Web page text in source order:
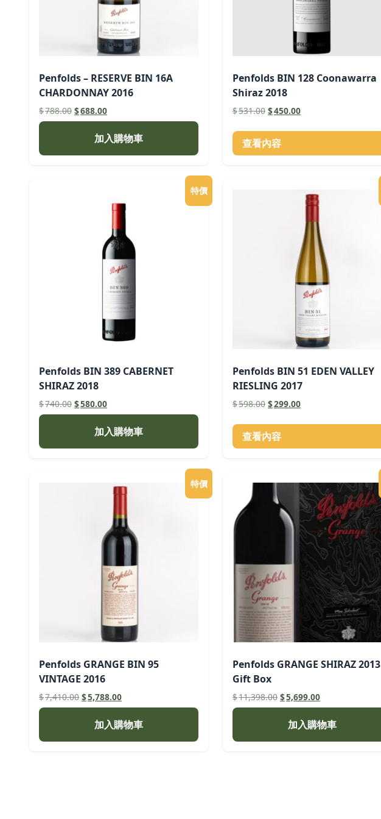
Penfolds – RESERVE BIN 16A
CHARDONNAY 2016
$788.00 原
始
$788.00。
$688.00目
前
價
格：
$688.00。
加入購物車
Penfolds BIN 128 Coonawarra
Shiraz 2018
$531.00 原
價
格：
$531.00。
$450.00目
價
$450.00。
查看內容
特價
Penfolds BIN 389 CABERNET
SHIRAZ 2018
$740.00 原
始
$740.00。
$580.00目
前
價
格：
$580.00。
加入購物車
Penfolds BIN 51 EDEN VALLEY
RIESLING 2017
$598.00 原
價
格：
$598.00。
$299.00目
價
$299.00。
查看內容
特價
Penfolds GRANGE BIN 95
VINTAGE 2016
$7,410.00 原
始
格：
$7,410.00。
$5,788.00目
前
價
格：
$5,788.00。
加入購物車
Penfolds GRANGE SHIRAZ 2013
Gift Box
$11,398.00 原
始
格：
$11,398.00。
$5,699.00目
前
價
格：
$5,699.00。
加入購物車